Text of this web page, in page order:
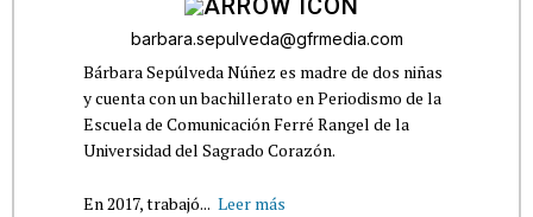
barbara.sepulveda@gfrmedia.com
Bárbara Sepúlveda Núñez es madre de dos niñas
y cuenta con un bachillerato en Periodismo de la
Escuela de Comunicación Ferré Rangel de la
Universidad del Sagrado Corazón.
En 2017, trabajó... Leer más